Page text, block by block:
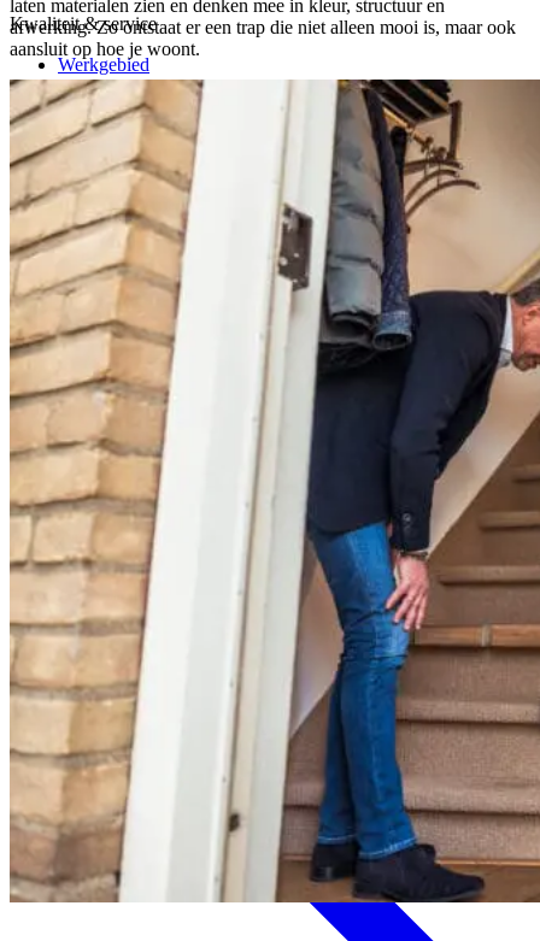
Kwaliteit & service
Werkgebied
Onze garantie
Klant werft klant
Bezoek onze showroom in Zwolle
laten materialen zien en denken mee in kleur, structuur en
afwerking. Zo ontstaat er een trap die niet alleen mooi is, maar ook
aansluit op hoe je woont.